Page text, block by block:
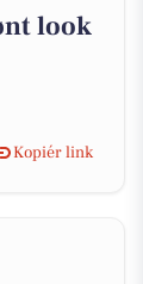
look
Kopiér link